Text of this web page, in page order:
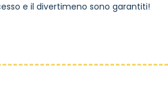
e il divertimeno sono garantiti!